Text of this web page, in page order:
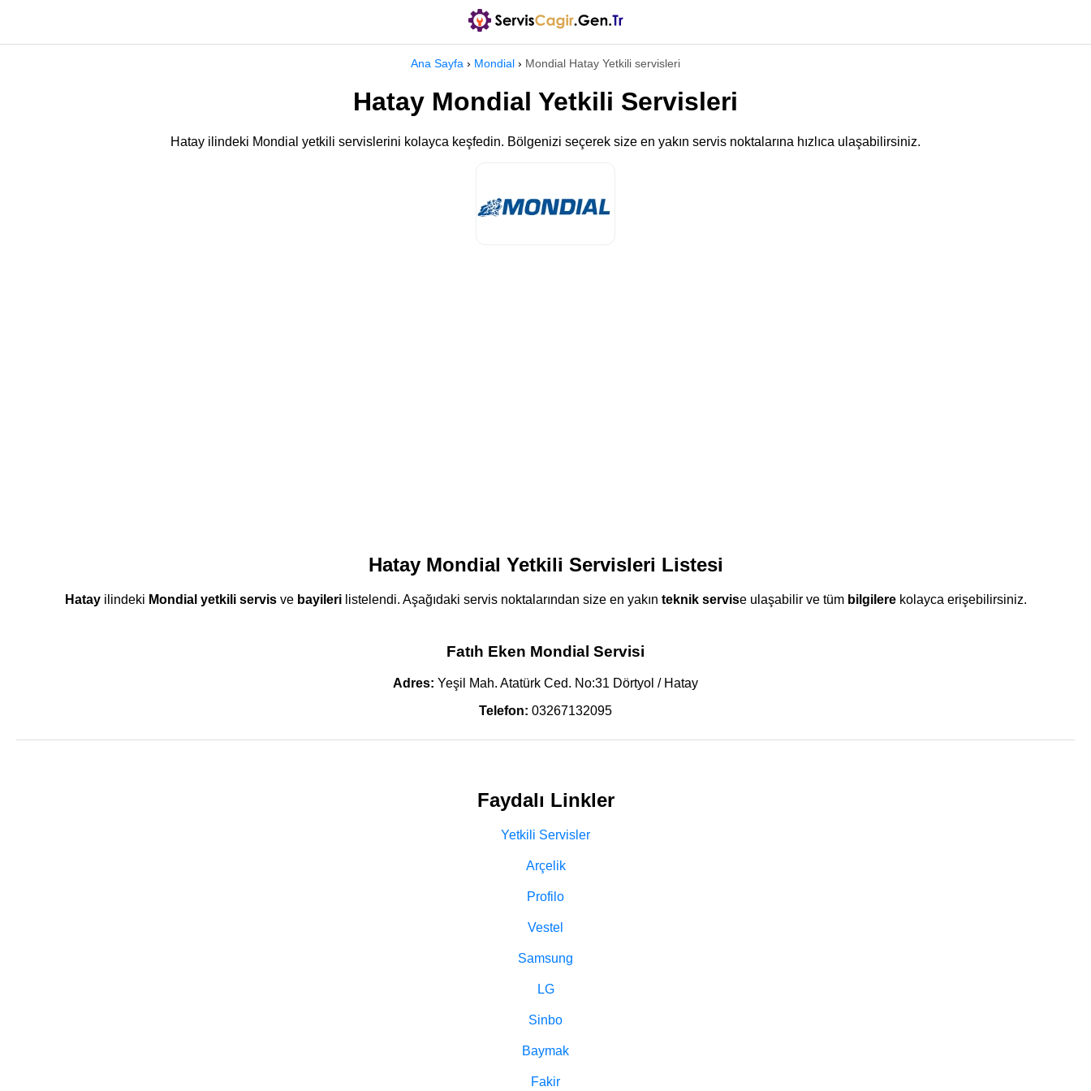
Ana Sayfa › Mondial › Mondial Hatay Yetkili servisleri
Hatay Mondial Yetkili Servisleri
Hatay ilindeki Mondial yetkili servislerini kolayca keşfedin. Bölgenizi seçerek size en yakın servis noktalarına hızlıca ulaşabilirsiniz.
Hatay Mondial Yetkili Servisleri Listesi
Hatayilindeki Mondial yetkili servisve bayilerilistelendi. Aşağıdaki servis noktalarından size en yakın teknik servise ulaşabilir ve tüm bilgilerekolayca erişebilirsiniz.
Fatıh Eken Mondial Servisi
Adres: Yeşil Mah. Atatürk Ced. No:31 Dörtyol / Hatay
Telefon: 03267132095
Faydalı Linkler
Yetkili Servisler
Arçelik
Profilo
Vestel
Samsung
LG
Sinbo
Baymak
Fakir